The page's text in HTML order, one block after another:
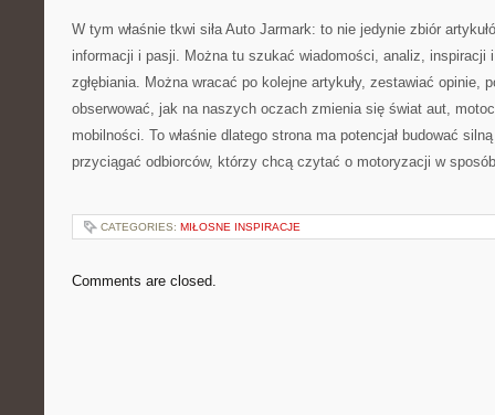
W tym właśnie tkwi siła Auto Jarmark: to nie jedynie zbiór
informacji i pasji. Można tu szukać wiadomości, analiz, inspiracji
zgłębiania. Można wracać po kolejne artykuły, zestawiać opinie,
obserwować, jak na naszych oczach zmienia się świat aut,
mobilności. To właśnie dlatego strona ma potencjał budować
przyciągać odbiorców, którzy chcą czytać o motoryzacji w
CATEGORIES: MIŁOSNE INSPIRACJE
Comments are closed.